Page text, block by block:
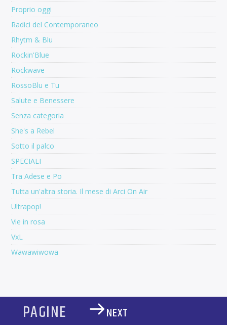
Proprio oggi
Radici del Contemporaneo
Rhytm & Blu
Rockin'Blue
Rockwave
RossoBlu e Tu
Salute e Benessere
Senza categoria
She's a Rebel
Sotto il palco
SPECIALI
Tra Adese e Po
Tutta un'altra storia. Il mese di Arci On Air
Ultrapop!
Vie in rosa
VxL
Wawawiwowa
PAGINE NEXT